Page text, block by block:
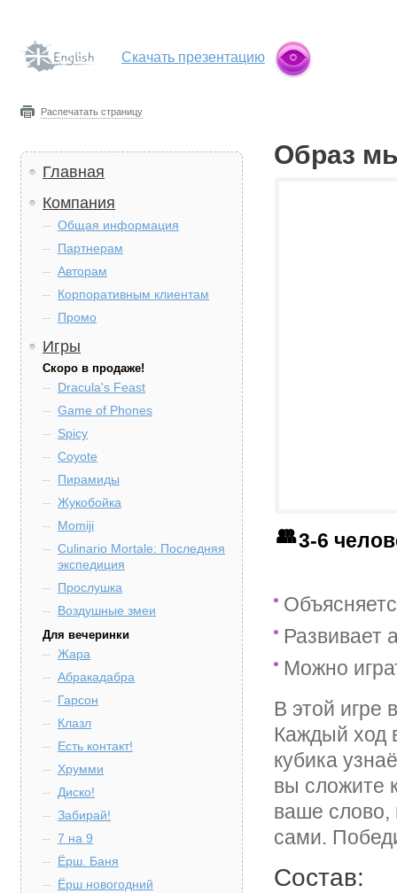
Скачать презентацию
Распечатать страницу
Главная
Компания
Общая информация
Партнерам
Авторам
Корпоративным клиентам
Промо
Игры
Скоро в продаже!
Dracula's Feast
Game of Phones
Spicy
Coyote
Пирамиды
Жукобойка
Momiji
Culinario Mortale: Последняя
экспедиция
Прослушка
Воздушные змеи
Для вечеринки
Жара
Абракадабра
Гарсон
Клазл
Есть контакт!
Хрумми
Диско!
Забирай!
7 на 9
Ёрш. Баня
Ёрш новогодний
Образ
3-6
Развивает
Можно
В этой игре
Каждый ход
кубика
вы сложите
ваше слово,
сами.
Состав: